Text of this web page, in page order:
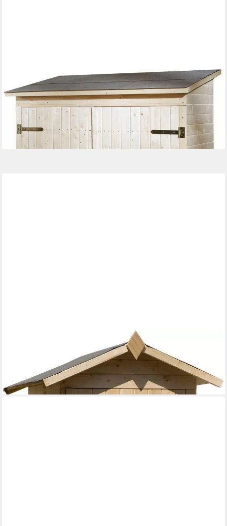
Geräteschrank Garten-/Terrassenschrank 361 Gr.2 Flachdach,
14mm
636,12 €
649,99 €
-2%
lieferbar in 5 Wochen
Geräteschrank, Garten-/Terrassenschrank "351 Gr.1" Satteldach,
14mm, Elementbauweise
529,99 €
lieferbar in 5 Wochen